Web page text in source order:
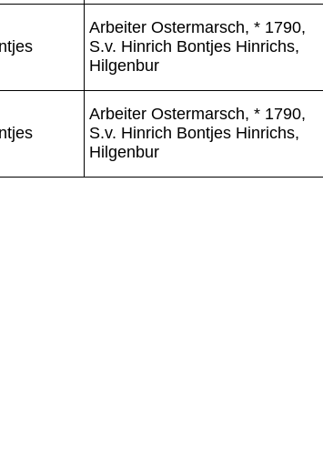
Arbeiter Ostermarsch, * 1790,
S.v. Hinrich Bontjes Hinrichs,
Hilgenbur
Arbeiter Ostermarsch, * 1790,
S.v. Hinrich Bontjes Hinrichs,
Hilgenbur